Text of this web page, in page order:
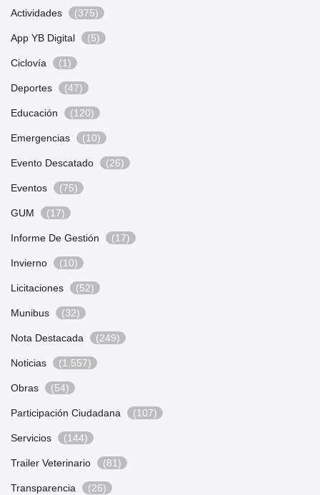
Actividades (375)
App YB Digital (5)
Ciclovía (1)
Deportes (47)
Educación (120)
Emergencias (10)
Evento Descatado (26)
Eventos (75)
GUM (17)
Informe De Gestión (17)
Invierno (10)
Licitaciones (52)
Munibus (32)
Nota Destacada (249)
Noticias (1.557)
Obras (54)
Participación Ciudadana (107)
Servicios (144)
Trailer Veterinario (81)
Transparencia (26)